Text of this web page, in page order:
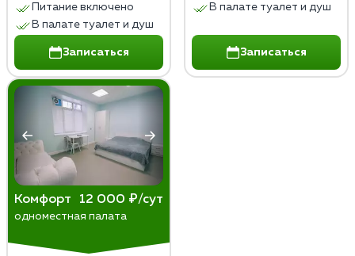
Питание включено
В палате туалет и душ
Записаться
В палате туалет и душ
Записаться
Комфорт 12 000 ₽/сут
одноместная палата